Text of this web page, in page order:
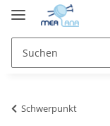
Schwerpunkt